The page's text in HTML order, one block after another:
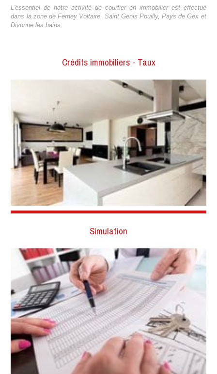
L'essentiel de notre activité de courtier en immobilier est effectué
dans la zone de Ferney Voltaire, Saint Genis Pouilly, Pays de Gex et
Divonne les bains.
Crédits immobiliers - Taux
Simulation